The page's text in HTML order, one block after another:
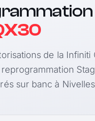
de la Infiniti
sur banc à